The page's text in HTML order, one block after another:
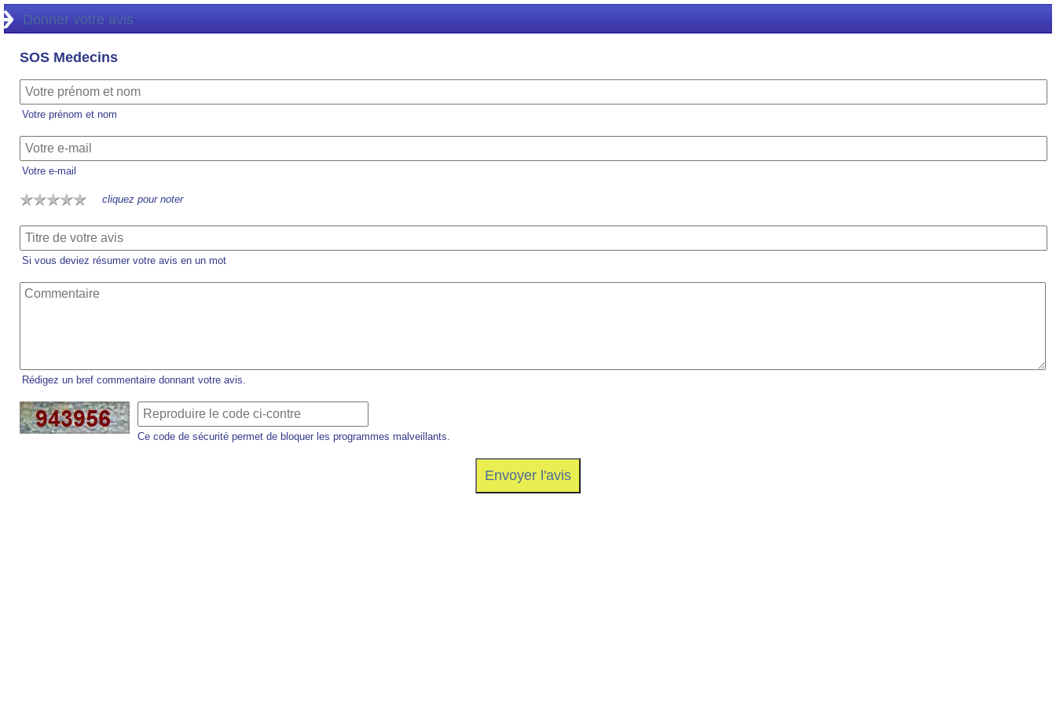
Donner votre avis
SOS Medecins
Votre prénom et nom
Votre e-mail
cliquez pour noter
Si vous deviez résumer votre avis en un mot
Rédigez un bref commentaire donnant votre avis.
Ce code de sécurité permet de bloquer les programmes malveillants.